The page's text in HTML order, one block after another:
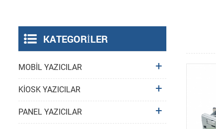
KATEGORILER
MOBİL YAZICILAR
KİOSK YAZICILAR
PANEL YAZICILAR